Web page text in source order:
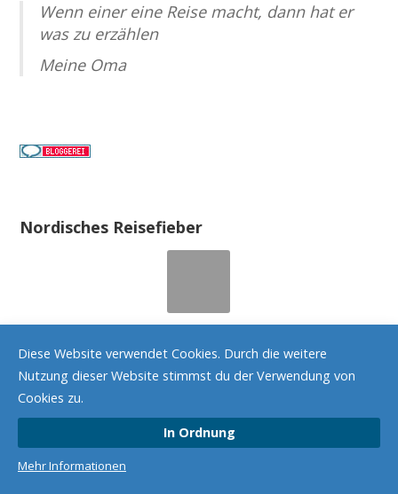
Wenn einer eine Reise macht, dann hat er
was zu erzählen
Meine Oma
Nordisches Reisefieber
Nordisches Reisefieber
3 GRÜNDE FÜR YOGA IM URLAUB
Last Updated on 15. November 2025 by Petra
Yoga im Urlaub- zwei schöne Dinge auf einen
Diese Website verwendet Cookies. Durch die weitere
Nutzung dieser Website stimmst du der Verwendung von
Cookies zu.
In Ordnung
Mehr Informationen